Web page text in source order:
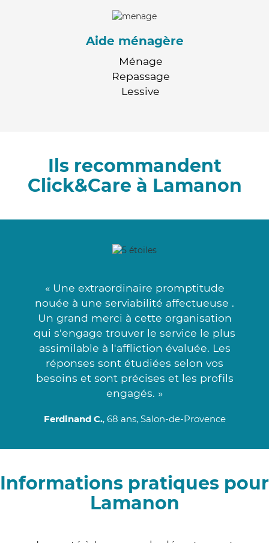
Aide ménagère
Ménage
Repassage
Lessive
Ils recommandent
Click&Care à Lamanon
« Une extraordinaire promptitude
nouée à une serviabilité affectueuse .
Un grand merci à cette organisation
qui s'engage trouver le service le plus
assimilable à l'affliction évaluée. Les
réponses sont étudiées selon vos
besoins et sont précises et les profils
engagés. »
Ferdinand C., 68 ans, Salon-de-Provence
Informations pratiques pour
Lamanon